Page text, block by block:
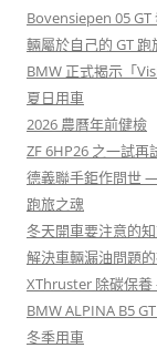
Bovensiepen 05
輛屬於自己的 GT 跑
BMW 正式揭示「
夏日用車
2026 農曆年前健檢
ZF 6HP26 之一試
德義聯手鉅作問世
跑旅之魂
冬天開車要注意的知
解決車輛漏油問題
XThruster 除碳保
BMW ALPINA B5
冬季用車